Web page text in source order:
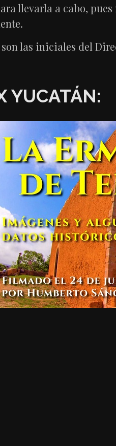
llevarla a cabo,
las iniciales del
YUCATÁN: